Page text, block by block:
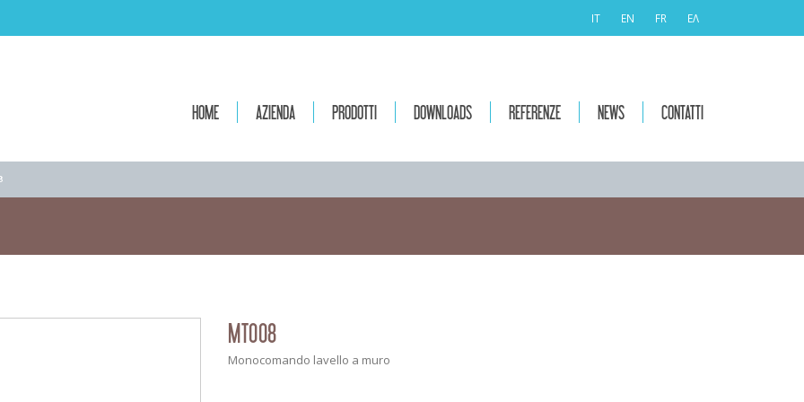
IT EN FR ΕΛ
HOME AZIENDA PRODOTTI DOWNLOADS REFERENZE NEWS CONTATTI
MT008
Monocomando lavello a muro